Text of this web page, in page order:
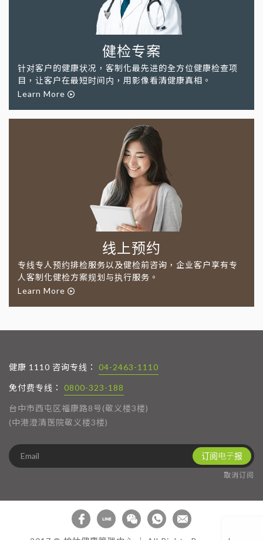
健检专案
针对客户的健康状况，客制化最先进的全方位健康检查项
目，让客户在最短时间内，用影像看清健康真相。
Learn More
线上预约
专线专人预约排检服务以及健检前咨询，企业客户享有专
人客制化健检方案规划与执行服务。
Learn More
健康 1110 咨询专线： 04-2463-1110
免付费专线： 0800-323-188
台中市西屯区福康路8号(敬义楼3楼)
(中港澄清医院敬义楼3楼)
订阅电子报
取消订阅